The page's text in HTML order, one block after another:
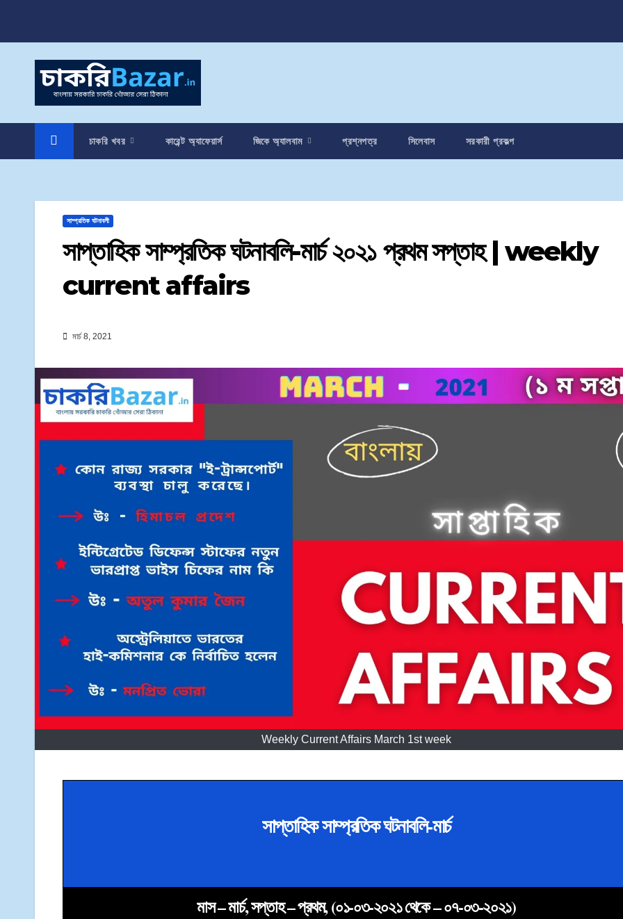
চাকরি খবর কারেন্ট অ্যাফেয়ার্স জিকে অ্যালবাম প্রশ্নপত্র সিলেবাস সরকারী প্রকল্প
সাম্প্রতিক ঘটনাবলী
সাপ্তাহিক সাম্প্রতিক ঘটনাবলি-মার্চ ২০২১ প্রথম সপ্তাহ | weekly
current affairs
মার্চ 8, 2021
Weekly Current Affairs March 1st week
সাপ্তাহিক সাম্প্রতিক ঘটনাবলি-মার্চ
মাস – মার্চ, সপ্তাহ – প্রথম, (০১-০৩-২০২১ থেকে – ০৭-০৩-২০২১)